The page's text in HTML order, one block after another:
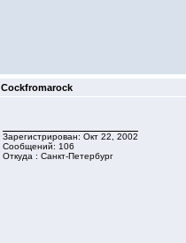
Cockfromarock
Зарегистрирован: Окт 22, 2002
Сообщений: 106
Откуда : Санкт-Петербург